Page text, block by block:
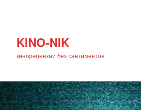
KINO-NIK
кинорецензии без сантиментов